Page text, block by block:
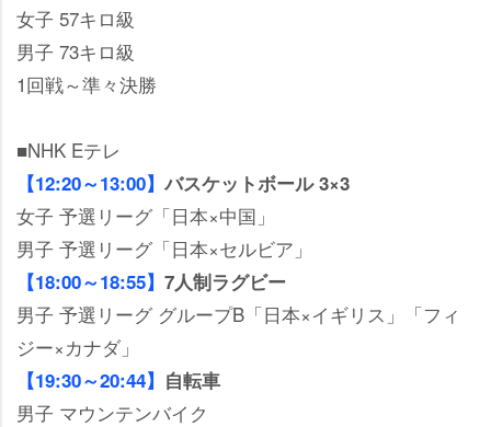
女子 57キロ級
男子 73キロ級
1回戦～準々決勝
■NHK Eテレ
【12:20～13:00】バスケットボール 3×3
女子 予選リーグ「日本×中国」
男子 予選リーグ「日本×セルビア」
【18:00～18:55】 7人制ラグビー
男子 予選リーグ グループB「日本×イギリス」「フィ
ジー×カナダ」
【19:30～20:44】 自転車
男子 マウンテンバイク